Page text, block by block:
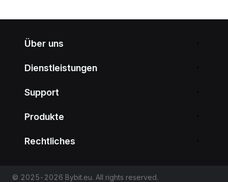
Über uns
Dienstleistungen
Support
Produkte
Rechtliches
© 2025-2026 Bybit.eu. All rights reserved.